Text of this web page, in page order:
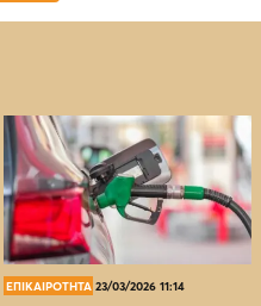
ΕΠΙΚΑΙΡΟΤΗΤΑ 23/03/2026 11:14